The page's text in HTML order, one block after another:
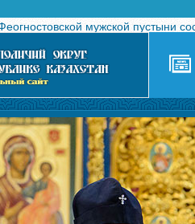
мужской пустыни
проведении Международного
журнала «Свет Православия в
«Управляющие Алма-Атинской
семинария объявляет прием